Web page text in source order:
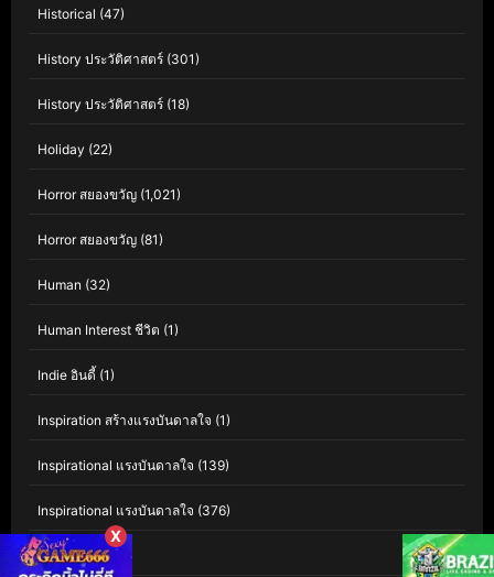
Historical (47)
History ประวัติศาสตร์ (301)
History ประวัติศาสตร์ (18)
Holiday (22)
Horror สยองขวัญ (1,021)
Horror สยองขวัญ (81)
Human (32)
Human Interest ชีวิต (1)
Indie อินดี้ (1)
Inspiration สร้างแรงบันดาลใจ (1)
Inspirational แรงบันดาลใจ (139)
Inspirational แรงบันดาลใจ (376)
Interest(3)
X